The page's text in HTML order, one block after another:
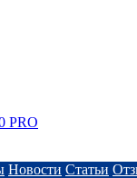
PRO
Новости Статьи